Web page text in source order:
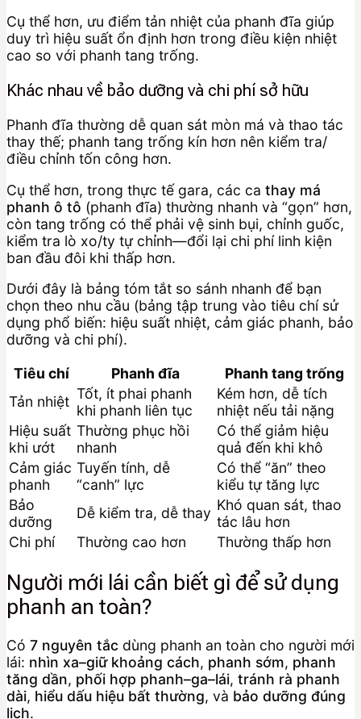
Cụ thể hơn, ưu điểm tản nhiệt của phanh đĩa giúp
duy trì hiệu suất ổn định hơn trong điều kiện nhiệt
cao so với phanh tang trống.
Khác nhau về bảo dưỡng và chi phí sở hữu
Phanh đĩa thường dễ quan sát mòn má và thao tác
thay thế; phanh tang trống kín hơn nên kiểm tra/
điều chỉnh tốn công hơn.
Cụ thể hơn, trong thực tế gara, các ca thay má
phanh ô tô (phanh đĩa) thường nhanh và “gọn” hơn,
còn tang trống có thể phải vệ sinh bụi, chỉnh guốc,
kiểm tra lò xo/ty tự chỉnh—đổi lại chi phí linh kiện
ban đầu đôi khi thấp hơn.
Dưới đây là bảng tóm tắt so sánh nhanh để bạn
chọn theo nhu cầu (bảng tập trung vào tiêu chí sử
dụng phổ biến: hiệu suất nhiệt, cảm giác phanh, bảo
dưỡng và chi phí).
Tiêu chí
Phanh đĩa
Phanh tang trống
Tản nhiệt Tốt, ít phai phanh
khi phanh liên tục
Kém hơn, dễ tích
nhiệt nếu tải nặng
Hiệu suất
khi ướt
Thường phục hồi
nhanh
Có thể giảm hiệu
quả đến khi khô
Cảm giác
phanh
Tuyến tính, dễ
“canh” lực
Có thể “ăn” theo
kiểu tự tăng lực
Bảo
dưỡng
Dễ kiểm tra, dễ thay Khó quan sát, thao
tác lâu hơn
Chi phí
Thường cao hơn Thường thấp hơn
Người mới lái cần biết gì để sử dụng
phanh an toàn?
Có 7 nguyên tắc dùng phanh an toàn cho người mới
lái: nhìn xa–giữ khoảng cách, phanh sớm, phanh
tăng dần, phối hợp phanh–ga–lái, tránh rà phanh
dài, hiểu dấu hiệu bất thường, và bảo dưỡng đúng
lịch.